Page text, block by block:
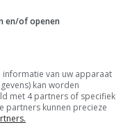
award met
en/of openen
van uw apparaat
kan worden
met 4 partners of specifiek
partners kunnen precieze